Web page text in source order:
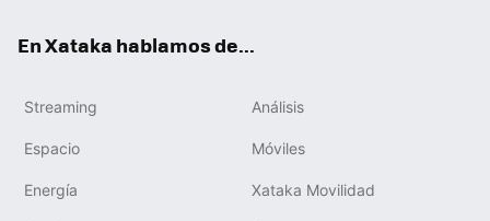
En Xataka hablamos de...
Streaming Análisis
Espacio Móviles
Energía Xataka Movilidad